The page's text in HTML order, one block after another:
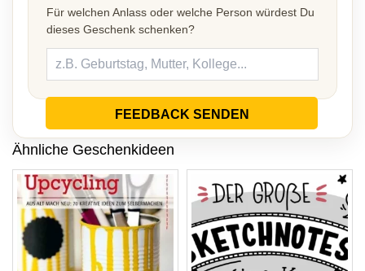
Für welchen Anlass oder welche Person würdest Du
dieses Geschenk schenken?
FEEDBACK SENDEN
Ähnliche Geschenkideen